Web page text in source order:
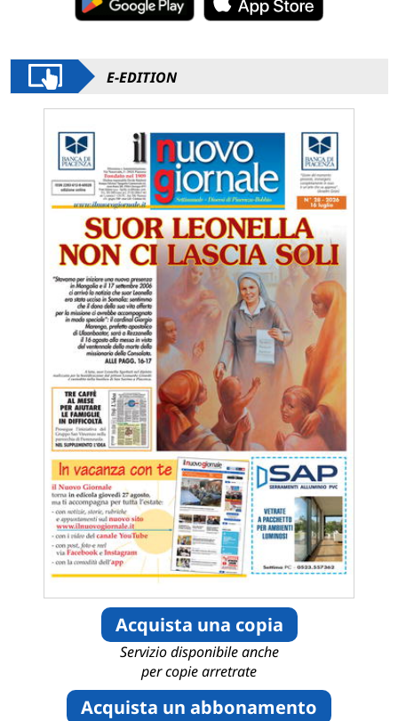
E-EDITION
Acquista una copia
Servizio disponibile anche
per copie arretrate
Acquista un abbonamento